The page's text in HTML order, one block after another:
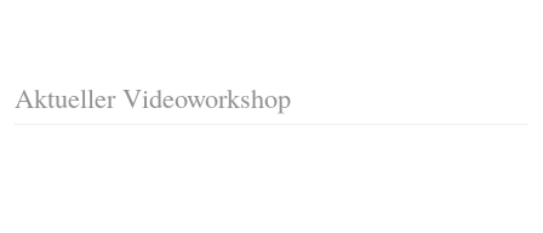
Aktueller Videoworkshop